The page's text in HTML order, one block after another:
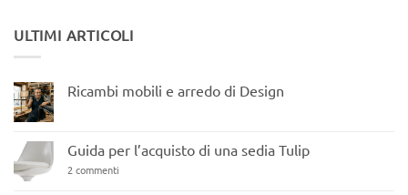
ULTIMI ARTICOLI
Ricambi mobili e arredo di Design
Ricambi
mobili
e
Guida per l’acquisto di una sedia Tulip
2 commenti